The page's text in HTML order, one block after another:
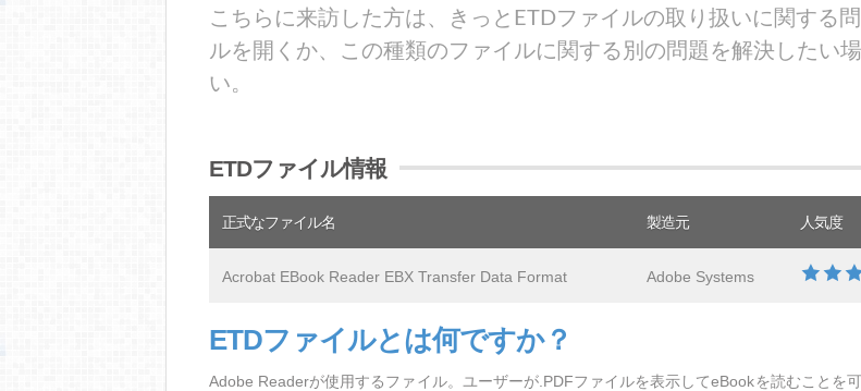
こちらに来訪した方は、きっとETDファイルの取り扱いに関する
ルを開くか、この種類のファイルに関する別の問題を解決したい
い。
ETDファイル情報
正式なファイル名 製造元 人気度
Acrobat EBook Reader EBX Transfer Data Format Adobe Systems
ETDファイルとは何ですか？
Adobe Readerが使用するファイル。ユーザーが.PDFファイルを表示してeBookを読むことを